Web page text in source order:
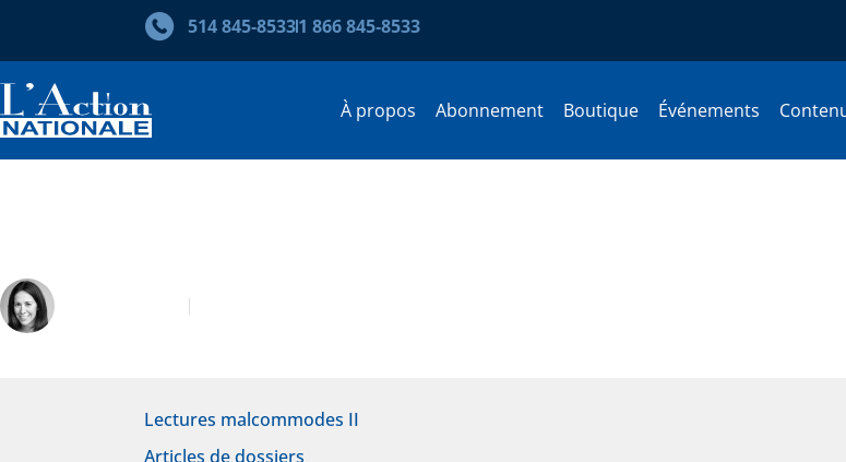
514 845‑85331 866 845‑8533
À propos Abonnement Boutique Événements
Lectures malcommodes II
Articles de dossiers